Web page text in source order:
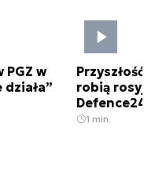
PGZ w
robią
1 min.